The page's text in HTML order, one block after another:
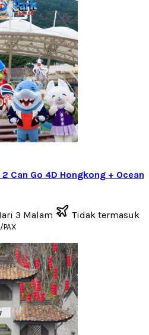
Can Go 4D Hongkong + Ocean
3 Malam
Tidak termasuk
/PAX